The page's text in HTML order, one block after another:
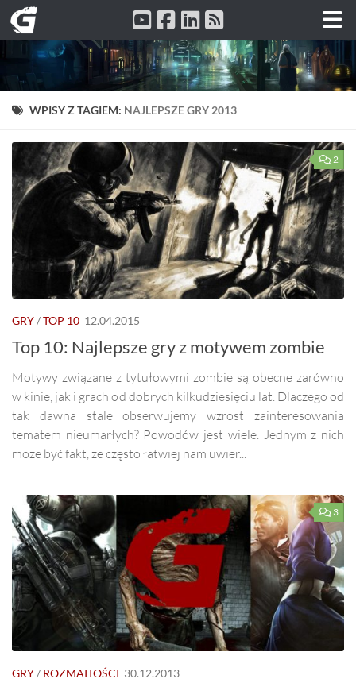
Przeskocz do treści
WPISY Z TAGIEM: NAJLEPSZE GRY 2013
2
GRY/TOP 10 12.04.2015
Top 10: Najlepsze gry z motywem zombie
Motywy związane z tytułowymi zombie są obecne zarówno
w kinie, jak i grach od dobrych kilkudziesięciu lat. Dlaczego od
tak dawna stale obserwujemy wzrost zainteresowania
tematem nieumarłych? Powodów jest wiele. Jednym z nich
może być fakt, że często łatwiej nam uwier...
3
GRY/ ROZMAITOŚCI 30.12.2013